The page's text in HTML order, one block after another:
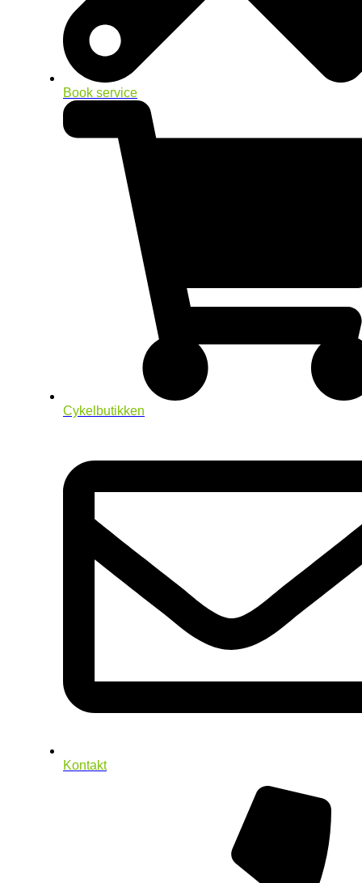
Book service
Cykelbutikken
Kontakt